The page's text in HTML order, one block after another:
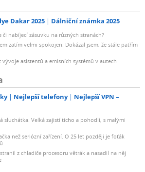
Dakar 2025 Dálniční známka 2025
nabíjecí zásuvku na různých stranách?
zatím velmi spokojen. Dokázal jsem, že stále patřím
vývoje asistentů a emisních systémů v autech
Nejlepší telefony
Nejlepší VPN –
sluchátka. Velká zajistí ticho a pohodlí, s malými
než seriózní zařízení. O 25 let později je foťák
z chladiče procesoru větrák a nasadil na něj